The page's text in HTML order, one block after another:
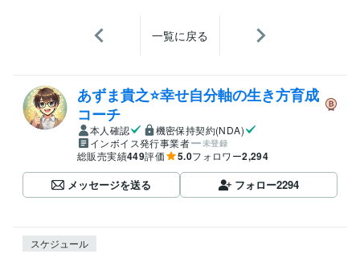
一覧に戻る
あずま貴之⭐幸せ自分軸の生き方育成
コーチ
本人確認
機密保持契約(NDA)
インボイス発行事業者
未登録
総販売実績449評価 5.0フォロワー2,294
メッセージを送る フォロー2294
スケジュール